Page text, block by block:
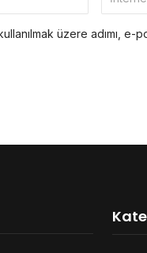
üzere adımı,